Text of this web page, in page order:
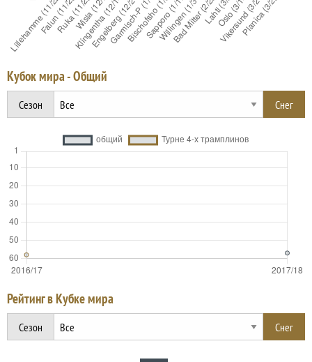
Кубок мира - Общий
Сезон
Рейтинг в Кубке мира
Сезон